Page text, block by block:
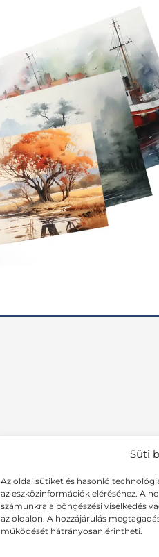
Süti
Az oldal sütiket és hasonló
az eszközinformációk eléréséhez. A
számunkra a böngészési viselkedés
az oldalon. A hozzájárulás
működését hátrányosan érintheti.
c
e
b
o
s
t
a
g
P
n
t
e
r